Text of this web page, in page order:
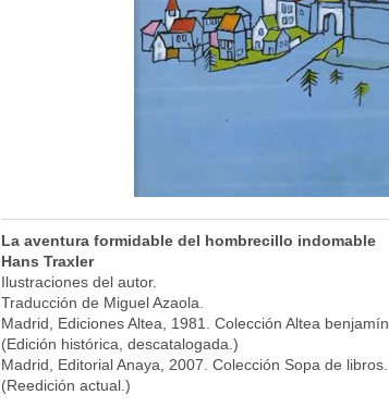
La aventura formidable del hombrecillo indomable
Hans Traxler
Ilustraciones del autor.
Traducción de Miguel Azaola.
Madrid, Ediciones Altea, 1981. Colección Altea benjamín.
(Edición histórica, descatalogada.)
Madrid, Editorial Anaya, 2007. Colección Sopa de libros.
(Reedición actual.)